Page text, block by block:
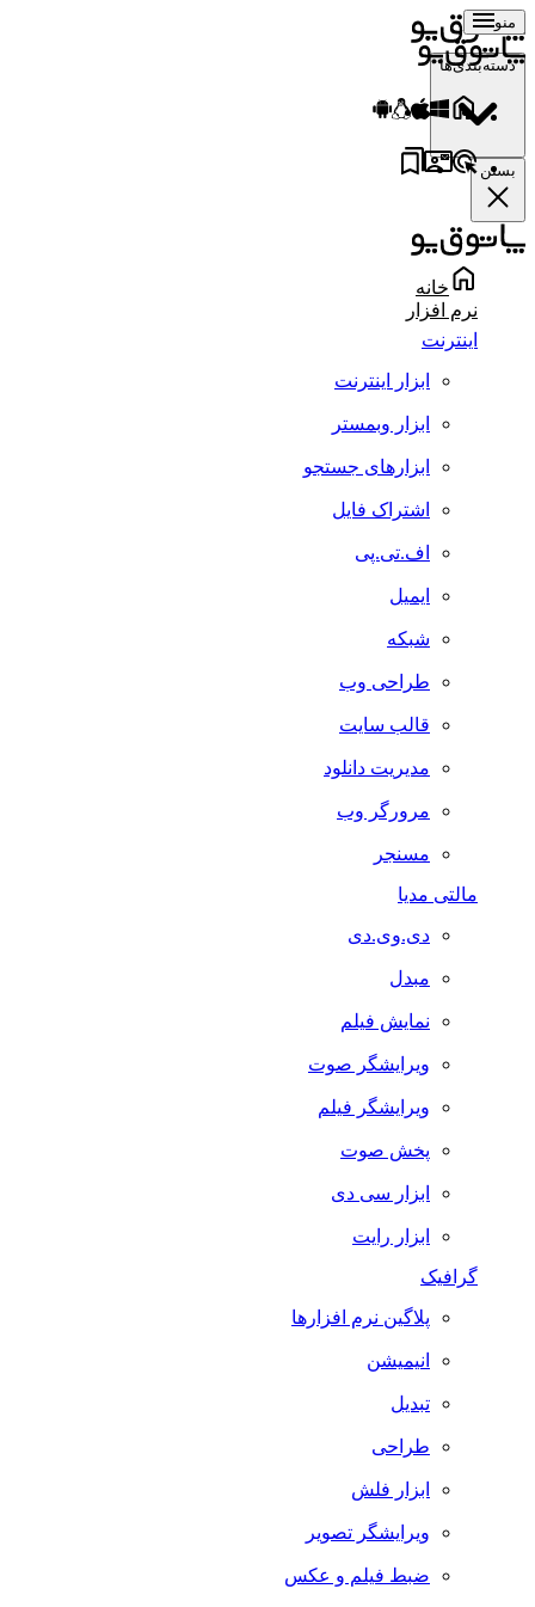
منو
دسته‌بندی‌ها
بستن
خانه
نرم افزار
اینترنت
ابزار اینترنت
ابزار وبمستر
ابزارهای جستجو
اشتراک فایل
اف.تی.پی
ایمیل
شبکه
طراحی وب
قالب سایت
مدیریت دانلود
مرورگر وب
مسنجر
مالتی مدیا
دی.وی.دی
مبدل
نمایش فیلم
ویرایشگر صوت
ویرایشگر فیلم
پخش صوت
ابزار سی دی
ابزار رایت
گرافیک
پلاگین نرم افزارها
انیمیشن
تبدیل
طراحی
ابزار فلش
ویرایشگر تصویر
ضبط فيلم و عكس